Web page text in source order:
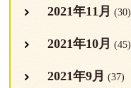
2021年11月 (30)
2021年10月 (45)
2021年9月 (37)